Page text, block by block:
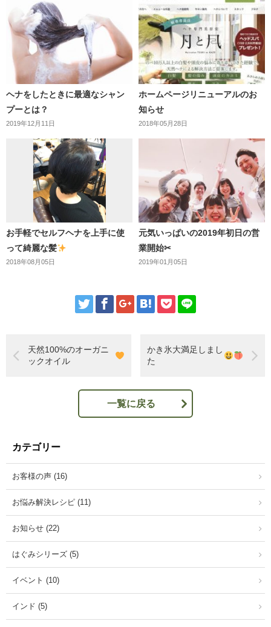
ヘナをしたときに最適なシャン
プーとは？
2019年12月11日
ホームページリニューアルのお
知らせ
2018年05月28日
お手軽でセルフヘナを上手に使
って綺麗な髪
2018年08月05日
元気いっぱいの2019年初日の営
業開始✂︎
2019年01月05日
天然100%のオーガニ
ックオイル
かき氷大満足しまし
た
一覧に戻る
カテゴリー
お客様の声 (16)
お悩み解決レシピ (11)
お知らせ (22)
はぐみシリーズ (5)
イベント (10)
インド (5)